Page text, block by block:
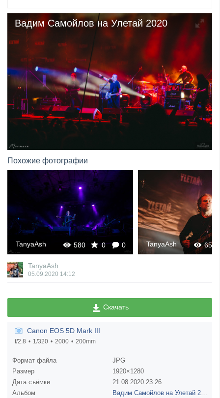
Вадим Самойлов на Улетай 2020
Похожие фотографии
658 0 0
TanyaAsh TanyaAsh
TanyaAsh
05.09.2020 14:12
Скачать
Canon EOS 5D Mark III
f/2.8 1/320 2000 200mm
Формат файла
JPG
Размер
1920×1280
Дата съёмки
21.08.2020 23:26
Альбом
Вадим Самойлов на Улетай 2020